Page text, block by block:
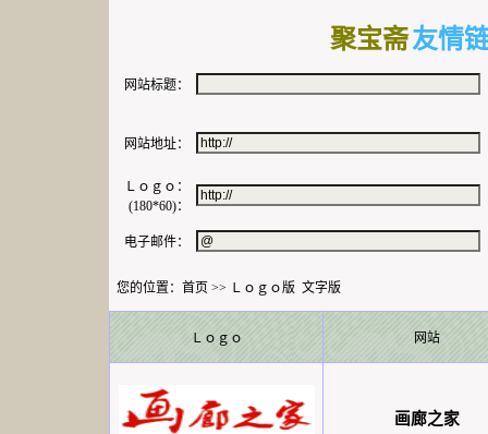
聚宝斋友情
网站标题：
网站地址：
Ｌｏｇｏ：
(180*60)：
电子邮件：
您的位置： 首页 >> Ｌｏｇｏ版 文字版
Ｌｏｇｏ 网站
画廊之家